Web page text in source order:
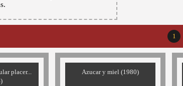
1
placer...
Azucar y miel (1980)